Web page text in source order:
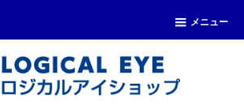
メニュー